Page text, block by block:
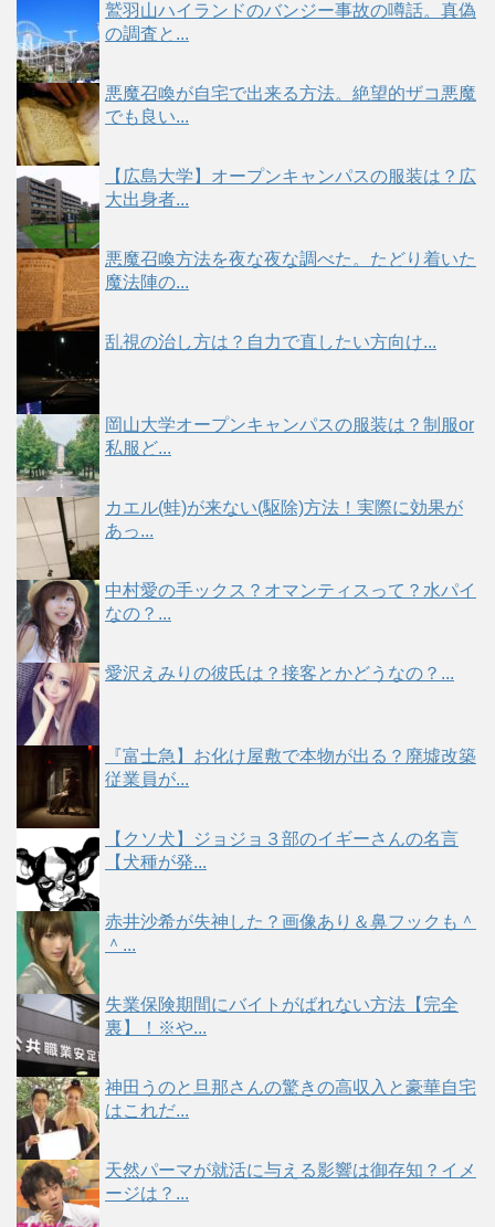
鷲羽山ハイランドのバンジー事故の噂話。真偽
の調査と...
悪魔召喚が自宅で出来る方法。絶望的ザコ悪魔
でも良い...
【広島大学】オープンキャンパスの服装は？広
大出身者...
悪魔召喚方法を夜な夜な調べた。たどり着いた
魔法陣の...
乱視の治し方は？自力で直したい方向け...
岡山大学オープンキャンパスの服装は？制服or
私服ど...
カエル(蛙)が来ない(駆除)方法！実際に効果が
あっ...
中村愛の手ックス？オマンティスって？水パイ
なの？...
愛沢えみりの彼氏は？接客とかどうなの？...
『富士急】お化け屋敷で本物が出る？廃墟改築
従業員が...
【クソ犬】ジョジョ３部のイギーさんの名言
【犬種が発...
赤井沙希が失神した？画像あり＆鼻フックも＾
＾...
失業保険期間にバイトがばれない方法【完全
裏】！※や...
神田うのと旦那さんの驚きの高収入と豪華自宅
はこれだ...
天然パーマが就活に与える影響は御存知？イメ
ージは？...